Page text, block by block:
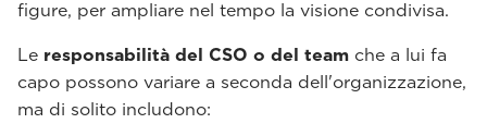
figure, per ampliare nel tempo la visione condivisa.
Le responsabilità del CSO o del team che a lui fa
capo possono variare a seconda dell'organizzazione,
ma di solito includono: